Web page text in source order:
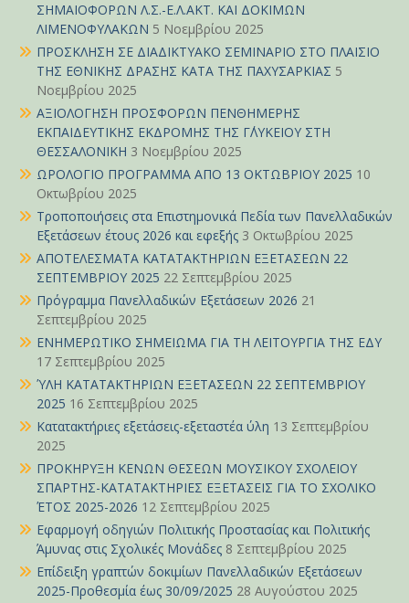
ΣΗΜΑΙΟΦΟΡΩΝ Λ.Σ.-Ε.Λ.ΑΚΤ. ΚΑΙ ΔΟΚΙΜΩΝ
ΛΙΜΕΝΟΦΥΛΑΚΩΝ 5 Νοεμβρίου 2025
ΠΡΟΣΚΛΗΣΗ ΣΕ ΔΙΑΔΙΚΤΥΑΚΟ ΣΕΜΙΝΑΡΙΟ ΣΤΟ ΠΛΑΙΣΙΟ
ΤΗΣ ΕΘΝΙΚΗΣ ΔΡΑΣΗΣ ΚΑΤΑ ΤΗΣ ΠΑΧΥΣΑΡΚΙΑΣ 5
Νοεμβρίου 2025
ΑΞΙΟΛΟΓΗΣΗ ΠΡΟΣΦΟΡΩΝ ΠΕΝΘΗΜΕΡΗΣ
ΕΚΠΑΙΔΕΥΤΙΚΗΣ ΕΚΔΡΟΜΗΣ ΤΗΣ Γ΄ΛΥΚΕΙΟΥ ΣΤΗ
ΘΕΣΣΑΛΟΝΙΚΗ 3 Νοεμβρίου 2025
ΩΡΟΛΟΓΙΟ ΠΡΟΓΡΑΜΜΑ ΑΠΟ 13 ΟΚΤΩΒΡΙΟΥ 2025 10
Οκτωβρίου 2025
Τροποποιήσεις στα Επιστημονικά Πεδία των Πανελλαδικών
Εξετάσεων έτους 2026 και εφεξής 3 Οκτωβρίου 2025
ΑΠΟΤΕΛΕΣΜΑΤΑ ΚΑΤΑΤΑΚΤΗΡΙΩΝ ΕΞΕΤΑΣΕΩΝ 22
ΣΕΠΤΕΜΒΡΙΟΥ 2025 22 Σεπτεμβρίου 2025
Πρόγραμμα Πανελλαδικών Εξετάσεων 2026 21
Σεπτεμβρίου 2025
ΕΝΗΜΕΡΩΤΙΚΟ ΣΗΜΕΙΩΜΑ ΓΙΑ ΤΗ ΛΕΙΤΟΥΡΓΙΑ ΤΗΣ ΕΔΥ
17 Σεπτεμβρίου 2025
ΎΛΗ ΚΑΤΑΤΑΚΤΗΡΙΩΝ ΕΞΕΤΑΣΕΩΝ 22 ΣΕΠΤΕΜΒΡΙΟΥ
2025 16 Σεπτεμβρίου 2025
Κατατακτήριες εξετάσεις-εξεταστέα ύλη 13 Σεπτεμβρίου
2025
ΠΡΟΚΗΡΥΞΗ ΚΕΝΩΝ ΘΕΣΕΩΝ ΜΟΥΣΙΚΟΥ ΣΧΟΛΕΙΟΥ
ΣΠΑΡΤΗΣ-ΚΑΤΑΤΑΚΤΗΡΙΕΣ ΕΞΕΤΑΣΕΙΣ ΓΙΑ ΤΟ ΣΧΟΛΙΚΟ
ΈΤΟΣ 2025-2026 12 Σεπτεμβρίου 2025
Εφαρμογή οδηγιών Πολιτικής Προστασίας και Πολιτικής
Άμυνας στις Σχολικές Μονάδες 8 Σεπτεμβρίου 2025
Επίδειξη γραπτών δοκιμίων Πανελλαδικών Εξετάσεων
2025-Προθεσμία έως 30/09/2025 28 Αυγούστου 2025